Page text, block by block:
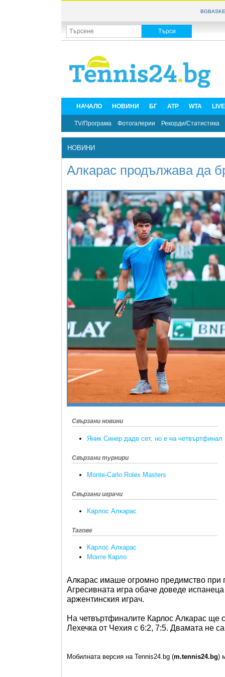
НАЧАЛО НОВИНИ БГ ATP WTA
TV/Програма Фотогалерии Рекорди/Статистика
НОВИНИ
Алкарас продължава да
Свързани новини
Яник Синер даде сет, но е на четвъртфинал
Свързани турнири
Monte-Carlo Rolex Masters
Свързани играчи
Карлос Алкарас
Тагове
Карлос Алкарас
Монте Карло
Алкарас имаше огромно предимство при
Агресивната игра обаче доведе
аржентинския играч.
На четвъртфиналите Карлос Алкарас ще
Лехечка от Чехия с 6:2, 7:5. Двамата не
Мобилната версия на Tennis24.bg (m.tennis24.bg)